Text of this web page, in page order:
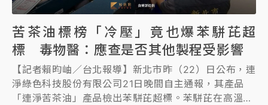
苦茶油標榜「冷壓」竟也爆苯駢芘超
標 毒物醫：應查是否其他製程受影響
【記者賴昀岫／台北報導】新北市昨（22）日公布，連
淨綠色科技股份有限公司21日晚間自主通報，其產品
「連淨苦茶油」產品檢出苯駢芘超標。苯駢芘在高溫情